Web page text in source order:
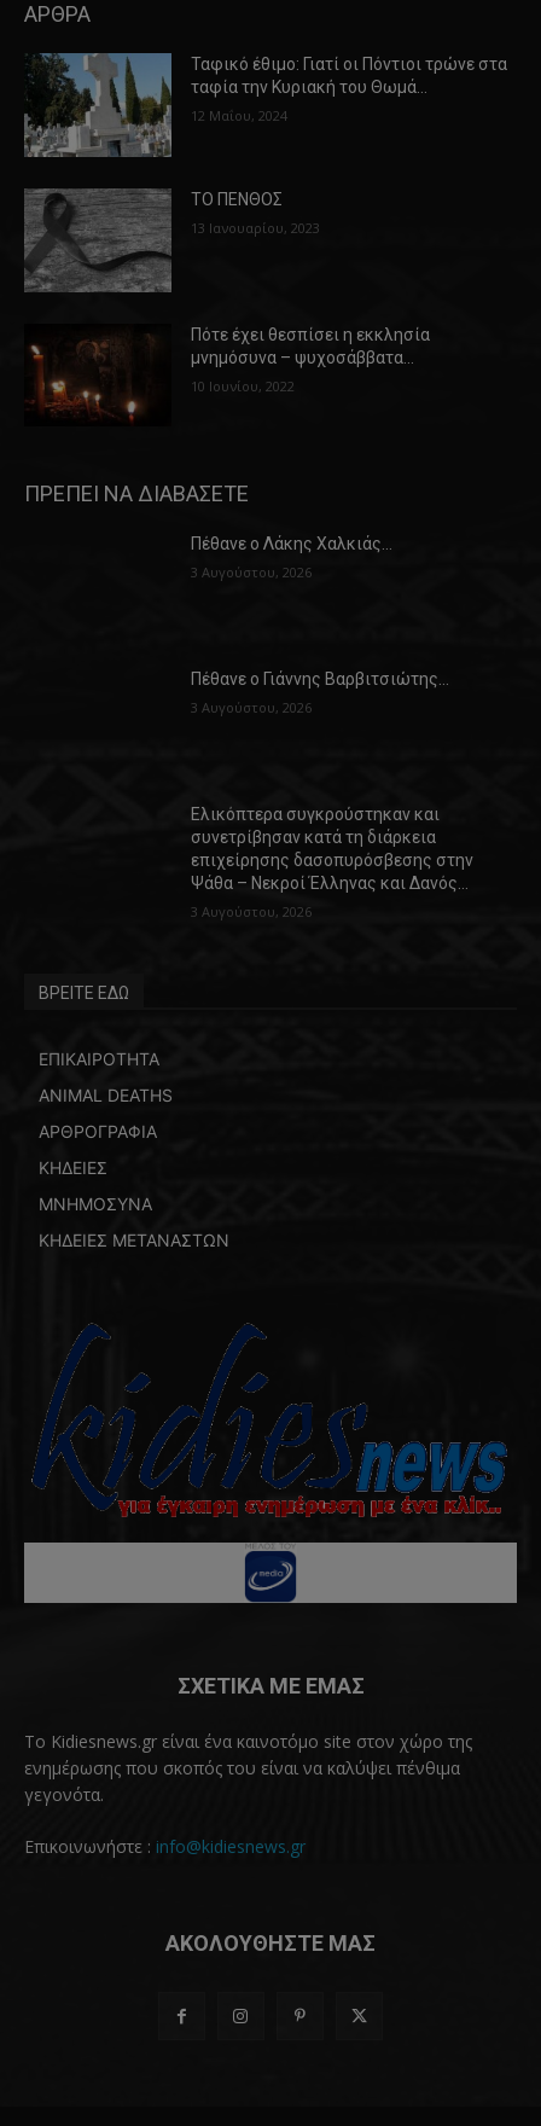
ΑΡΘΡΑ
Ταφικό έθιμο: Γιατί οι Πόντιοι τρώνε στα
ταφία την Κυριακή του Θωμά…
12 Μαΐου, 2024
ΤΟ ΠΕΝΘΟΣ
13 Ιανουαρίου, 2023
Πότε έχει θεσπίσει η εκκλησία
μνημόσυνα – ψυχοσάββατα…
10 Ιουνίου, 2022
ΠΡΕΠΕΙ ΝΑ ΔΙΑΒΑΣΕΤΕ
Πέθανε ο Λάκης Χαλκιάς…
3 Αυγούστου, 2026
Πέθανε ο Γιάννης Βαρβιτσιώτης…
3 Αυγούστου, 2026
Ελικόπτερα συγκρούστηκαν και
συνετρίβησαν κατά τη διάρκεια
επιχείρησης δασοπυρόσβεσης στην
Ψάθα – Νεκροί Έλληνας και Δανός…
3 Αυγούστου, 2026
ΒΡΕΙΤΕ ΕΔΩ
ΕΠΙΚΑΙΡΟΤΗΤΑ
ANIMAL DEATHS
ΑΡΘΡΟΓΡΑΦΙΑ
ΚΗΔΕΙΕΣ
ΜΝΗΜΟΣΥΝΑ
ΚΗΔΕΙΕΣ ΜΕΤΑΝΑΣΤΩΝ
ΣΧΕΤΙΚΑ ΜΕ ΕΜΑΣ
Το Kidiesnews.gr είναι ένα καινοτόμο site στον χώρο της
ενημέρωσης που σκοπός του είναι να καλύψει πένθιμα
γεγονότα.
Επικοινωνήστε : info@kidiesnews.gr
ΑΚΟΛΟΥΘΗΣΤΕ ΜΑΣ